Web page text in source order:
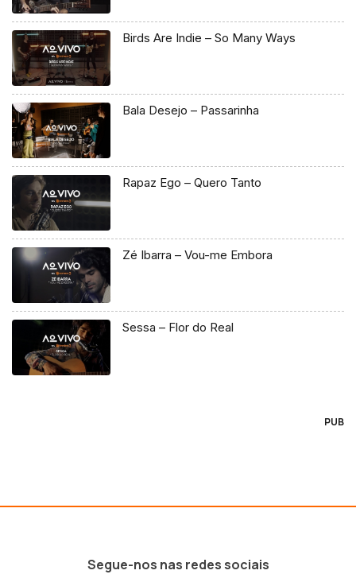
Birds Are Indie – So Many Ways
Bala Desejo – Passarinha
Rapaz Ego – Quero Tanto
Zé Ibarra – Vou-me Embora
Sessa – Flor do Real
PUB
Segue-nos nas redes sociais